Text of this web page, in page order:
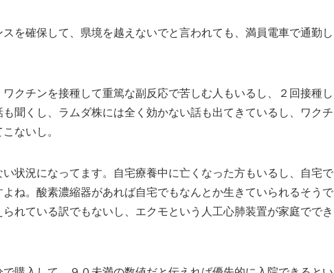
を確保して、県境を越えないでと言われても、満員電車で通勤し
クチンを接種して重篤な副反応で苦しむ人もいるし、２回接種し
聞くし、ラムダ株には全く効かない話も出てきているし、ワクチ
ないし。
状況になってます。自宅療養中に亡くなった方もいるし、自宅で
ね。酸素濃縮器があれば自宅でもなんとか生きていられるそうで
れている訳でもないし、エクモという人工心肺装置が家庭ででき